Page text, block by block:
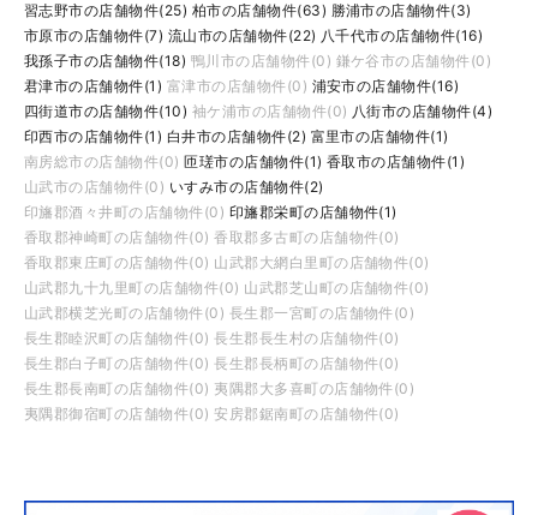
習志野市の店舗物件(25) 柏市の店舗物件(63) 勝浦市の店舗物件(3)
市原市の店舗物件(7) 流山市の店舗物件(22) 八千代市の店舗物件(16)
我孫子市の店舗物件(18) 鴨川市の店舗物件(0) 鎌ケ谷市の店舗物件(0)
君津市の店舗物件(1) 富津市の店舗物件(0) 浦安市の店舗物件(16)
四街道市の店舗物件(10) 袖ケ浦市の店舗物件(0) 八街市の店舗物件(4)
印西市の店舗物件(1) 白井市の店舗物件(2) 富里市の店舗物件(1)
南房総市の店舗物件(0) 匝瑳市の店舗物件(1) 香取市の店舗物件(1)
山武市の店舗物件(0) いすみ市の店舗物件(2)
印旛郡酒々井町の店舗物件(0) 印旛郡栄町の店舗物件(1)
香取郡神崎町の店舗物件(0) 香取郡多古町の店舗物件(0)
香取郡東庄町の店舗物件(0) 山武郡大網白里町の店舗物件(0)
山武郡九十九里町の店舗物件(0) 山武郡芝山町の店舗物件(0)
山武郡横芝光町の店舗物件(0) 長生郡一宮町の店舗物件(0)
長生郡睦沢町の店舗物件(0) 長生郡長生村の店舗物件(0)
長生郡白子町の店舗物件(0) 長生郡長柄町の店舗物件(0)
長生郡長南町の店舗物件(0) 夷隅郡大多喜町の店舗物件(0)
夷隅郡御宿町の店舗物件(0) 安房郡鋸南町の店舗物件(0)